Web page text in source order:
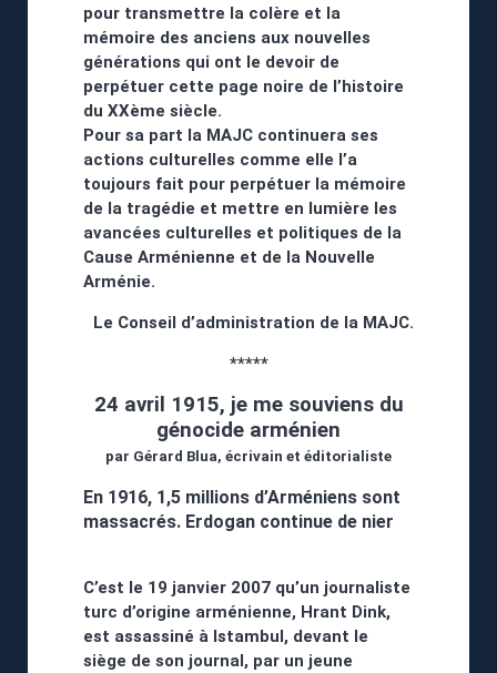
pour transmettre la colère et la
mémoire des anciens aux nouvelles
générations qui ont le devoir de
perpétuer cette page noire de l’histoire
du XXème siècle.
Pour sa part la MAJC continuera ses
actions culturelles comme elle l’a
toujours fait pour perpétuer la mémoire
de la tragédie et mettre en lumière les
avancées culturelles et politiques de la
Cause Arménienne et de la Nouvelle
Arménie.
Le Conseil d’administration de la MAJC.
*****
24 avril 1915, je me souviens du
génocide arménien
par Gérard Blua, écrivain et éditorialiste
En 1916, 1,5 millions d’Arméniens sont
massacrés. Erdogan continue de nier
C’est le 19 janvier 2007 qu’un journaliste
turc d’origine arménienne, Hrant Dink,
est assassiné à Istambul, devant le
siège de son journal, par un jeune